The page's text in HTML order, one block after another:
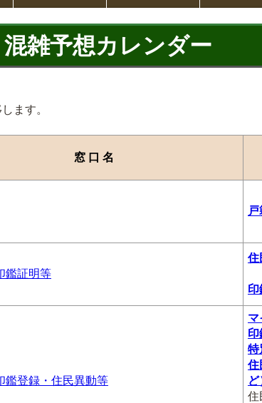
混雑予想カレンダー
ます。
窓 口 名
鑑証明等
住
印
鑑登録・住民異動等
マ
印
特
住
ど
住